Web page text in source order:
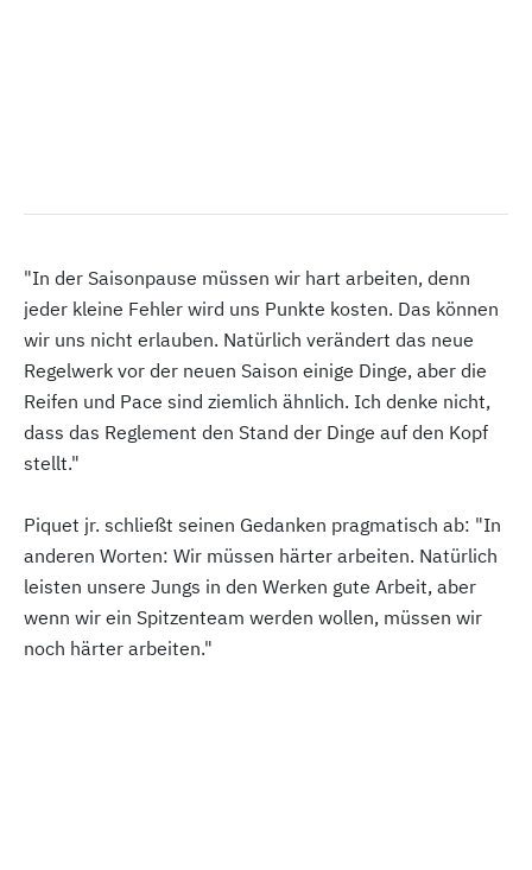
"In der Saisonpause müssen wir hart arbeiten, denn
jeder kleine Fehler wird uns Punkte kosten. Das können
wir uns nicht erlauben. Natürlich verändert das neue
Regelwerk vor der neuen Saison einige Dinge, aber die
Reifen und Pace sind ziemlich ähnlich. Ich denke nicht,
dass das Reglement den Stand der Dinge auf den Kopf
stellt."
Piquet jr. schließt seinen Gedanken pragmatisch ab: "In
anderen Worten: Wir müssen härter arbeiten. Natürlich
leisten unsere Jungs in den Werken gute Arbeit, aber
wenn wir ein Spitzenteam werden wollen, müssen wir
noch härter arbeiten."